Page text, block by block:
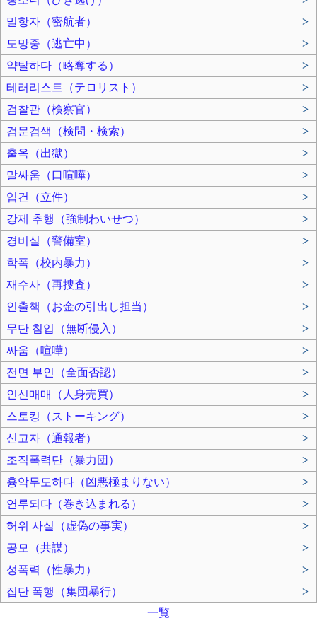
밀항자（密航者）
>
도망중（逃亡中）
>
약탈하다（略奪する）
>
테러리스트（テロリスト）
>
검찰관（検察官）
>
검문검색（検問・検索）
>
출옥（出獄）
>
말싸움（口喧嘩）
>
입건（立件）
>
강제 추행（強制わいせつ）
>
경비실（警備室）
>
학폭（校内暴力）
>
재수사（再捜査）
>
인출책（お金の引出し担当）
>
무단 침입（無断侵入）
>
싸움（喧嘩）
>
전면 부인（全面否認）
>
인신매매（人身売買）
>
스토킹（ストーキング）
>
신고자（通報者）
>
조직폭력단（暴力団）
>
흉악무도하다（凶悪極まりない）
>
연루되다（巻き込まれる）
>
허위 사실（虚偽の事実）
>
공모（共謀）
>
성폭력（性暴力）
>
집단 폭행（集団暴行）
>
一覧